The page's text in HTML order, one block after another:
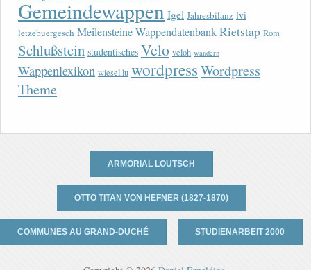
Gemeindewappen Igel Jahresbilanz lvi
lëtzebuergesch Meilensteine WappendatenbankRietstap Rom
Schlußstein studentisches Velo veloh wandern
Wappenlexikon wiesel.lu wordpressWordpress
Theme
ARMORIAL LOUTSCH
OTTO TITAN VON HEFNER (1827-1870)
COMMUNES AU GRAND-DUCHÉ STUDIENARBEIT 2000